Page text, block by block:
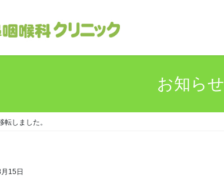
お知らせ
しました。
15日